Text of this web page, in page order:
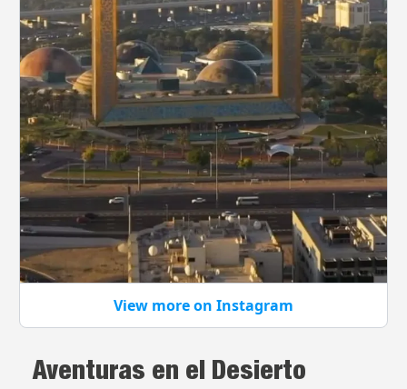
View more on Instagram
Aventuras en el Desierto